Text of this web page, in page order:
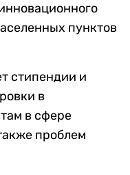
пунктов
стипендии и
в
в сфере
проблем